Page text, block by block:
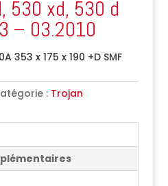
530 xd, 530 d
– 03.2010
353 x 175 x 190 +D SMF
: Trojan